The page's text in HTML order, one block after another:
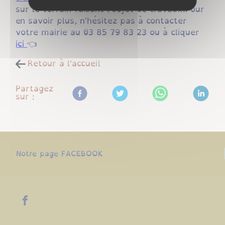
sur le terrain faisant l'objet de travaux.Pour
en savoir plus, n'hésitez pas à contacter
votre mairie au 03 85 79 83 23 ou à cliquer
ici👈
Retour à l'accueil
Partagez
sur :
Notre page FACEBOOK